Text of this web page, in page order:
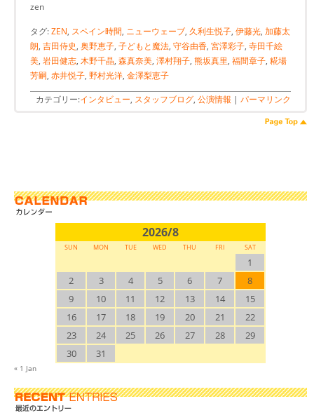
zen
タグ:ZEN, スペイン時間, ニューウェーブ, 久利生悦子, 伊藤光, 加藤太
朗, 吉田侍史, 奥野恵子, 子どもと魔法, 守谷由香, 宮澤彩子, 寺田千絵
美, 岩田健志, 木野千晶, 森真奈美, 澤村翔子, 熊坂真里, 福間章子, 糀場
芳嗣, 赤井悦子, 野村光洋, 金澤梨恵子
カテゴリー:インタビュー, スタッフブログ, 公演情報 | パーマリンク
2026/8
SUN MON TUE WED THU FRI SAT
1
2
3 4 5 6 7
8
9
10 11 12 13 14
15
16
17 18 19 20 21
22
23
24 25 26 27 28
29
30
31
« 1 Jan